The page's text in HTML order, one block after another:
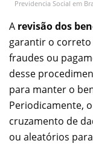
Previdencia Social em
A revisão dos
garantir o correto
fraudes ou
desse
para manter o
Periodicamente, o
cruzamento de
ou aleatórios